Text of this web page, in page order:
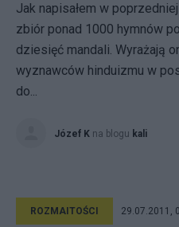
Jak napisałem w
zbiór ponad 1000 hymnów
dziesięć mandali. Wyrażają
wyznawców hinduizmu w
do...
Józef K na blogu kali
ROZMAITOŚCI 29.07.2011,